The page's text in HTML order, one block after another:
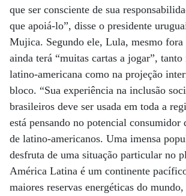
que ser consciente de sua
que apoiá-lo”, disse o presidente
Mujica. Segundo ele, Lula, mesmo fora
ainda terá “muitas cartas a jogar”, tanto
latino-americana como na projeção
bloco. “Sua experiência na inclusão
brasileiros deve ser usada em toda a
está pensando no potencial consumidor
de latino-americanos. Uma imensa
desfruta de uma situação particular no
América Latina é um continente
maiores reservas energéticas do